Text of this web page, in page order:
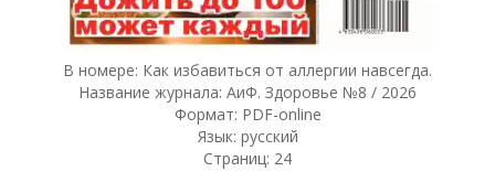
В номере: Как избавиться от аллергии навсегда.
Название журнала: АиФ. Здоровье №8 / 2026
Формат: PDF-online
Язык: русский
Страниц: 24